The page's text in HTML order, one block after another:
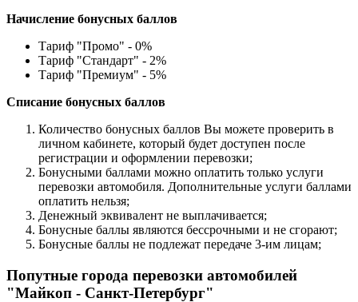
Начисление бонусных баллов
Тариф "Промо" - 0%
Тариф "Стандарт" - 2%
Тариф "Премиум" - 5%
Списание бонусных баллов
Количество бонусных баллов Вы можете проверить в
личном кабинете, который будет доступен после
регистрации и оформлении перевозки;
Бонусными баллами можно оплатить только услуги
перевозки автомобиля. Дополнительные услуги баллами
оплатить нельзя;
Денежный эквивалент не выплачивается;
Бонусные баллы являются бессрочными и не сгорают;
Бонусные баллы не подлежат передаче 3-им лицам;
Попутные города перевозки автомобилей
"Майкоп - Санкт-Петербург"